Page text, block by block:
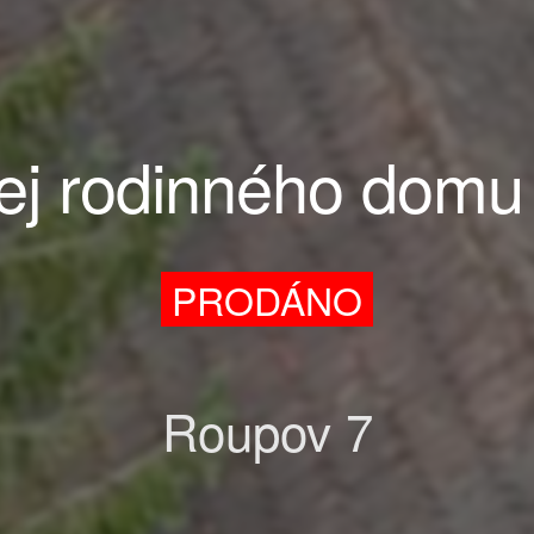
rodinného
PRODÁNO
Roupov 7